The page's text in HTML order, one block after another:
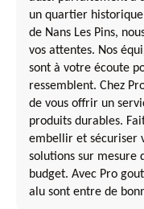
un quartier
de Nans Les Pins,
vos attentes. Nos
sont à votre écoute
ressemblent. Chez
de vous offrir un
produits durables.
embellir et sécuriser
solutions sur mesure
budget. Avec Pro
alu sont entre de